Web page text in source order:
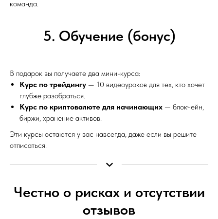
команда.
5. Обучение (бонус)
В подарок вы получаете два мини-курса:
Курс по трейдингу — 10 видеоуроков для тех, кто хочет
глубже разобраться.
Курс по криптовалюте для начинающих — блокчейн,
биржи, хранение активов.
Эти курсы остаются у вас навсегда, даже если вы решите
отписаться.
Честно о рисках и отсутствии
отзывов